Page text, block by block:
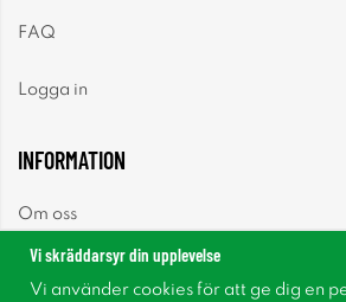
FAQ
Logga in
INFORMATION
Om oss
Vi skräddarsyr din upplevelse
Vi använder cookies för att ge dig en